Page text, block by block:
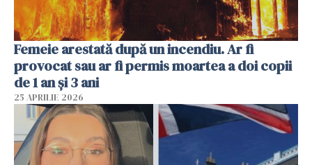
Femeie arestată după un incendiu. Ar fi
provocat sau ar fi permis moartea a doi copii
de 1 an și 3 ani
25 APRILIE 2026